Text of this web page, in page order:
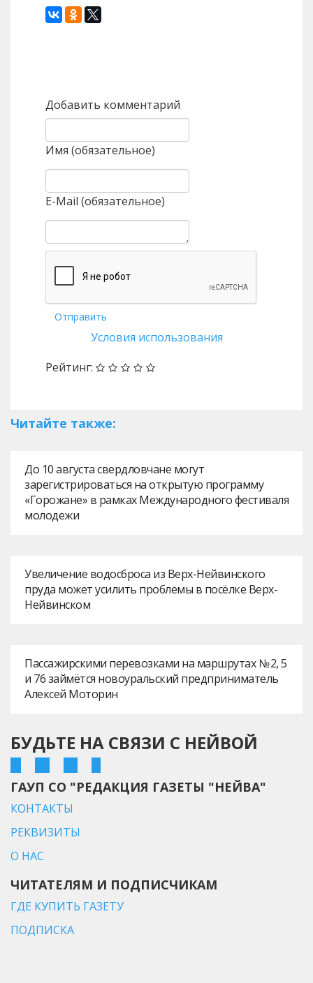
Добавить комментарий
Имя (обязательное)
E-Mail (обязательное)
Отправить
Условия использования
Рейтинг:
Читайте также:
До 10 августа свердловчане могут
зарегистрироваться на открытую программу
«Горожане» в рамках Международного фестиваля
молодежи
Увеличение водосброса из Верх-Нейвинского
пруда может усилить проблемы в посёлке Верх-
Нейвинском
Пассажирскими перевозками на маршрутах № 2, 5
и 76 займётся новоуральский предприниматель
Алексей Моторин
БУДЬТЕ НА СВЯЗИ С НЕЙВОЙ
ГАУП СО "РЕДАКЦИЯ ГАЗЕТЫ "НЕЙВА"
КОНТАКТЫ
РЕКВИЗИТЫ
О НАС
ЧИТАТЕЛЯМ И ПОДПИСЧИКАМ
ГДЕ КУПИТЬ ГАЗЕТУ
ПОДПИСКА